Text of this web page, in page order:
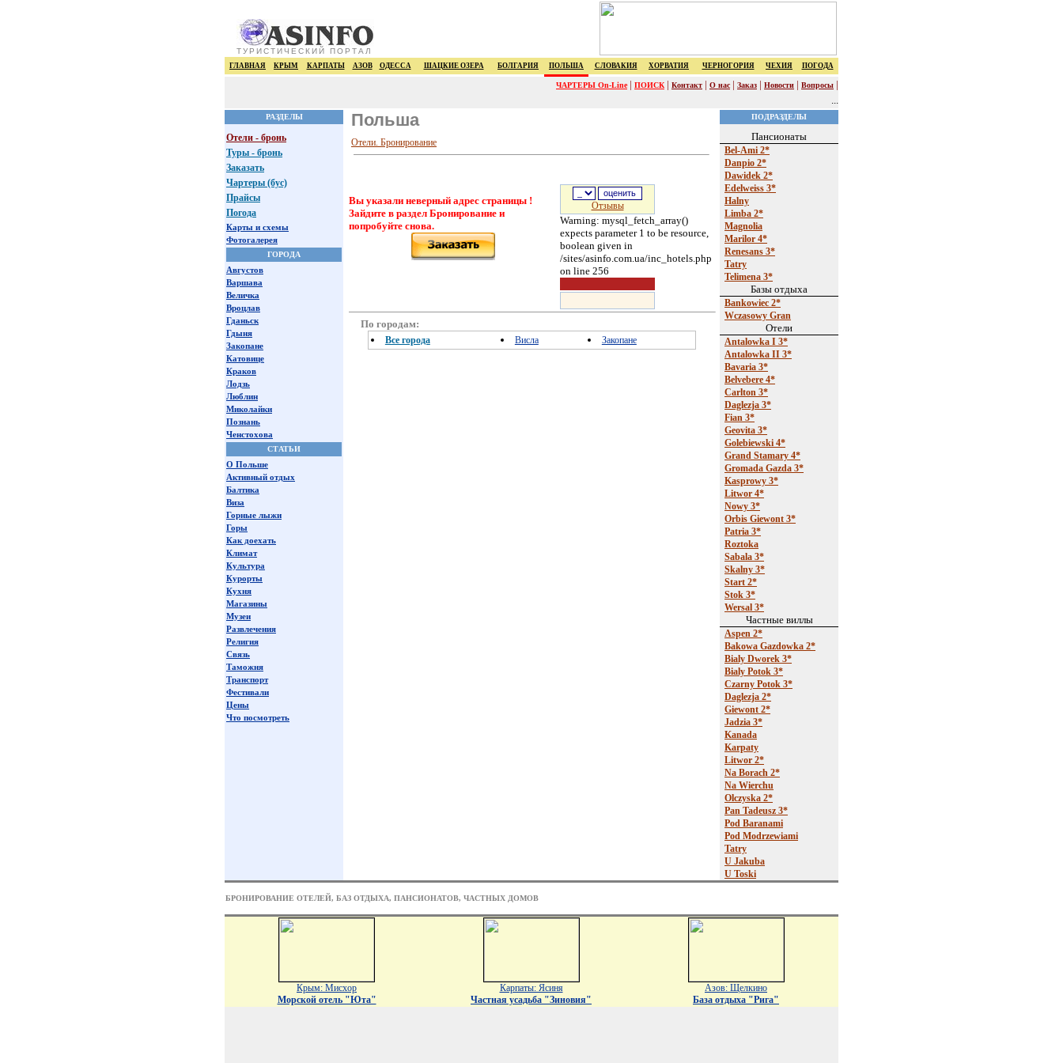
ТУРИСТИЧЕСКИЙ ПОРТАЛ
ГЛАВНАЯ КРЫМ КАРПАТЫ АЗОВ ОДЕССА ШАЦКИЕ ОЗЕРА БОЛГАРИЯ ПОЛЬША СЛОВАКИЯ ХОРВАТИЯ ЧЕРНОГОРИЯ ЧЕХИЯ ПОГОДА
ЧАРТЕРЫ On-Line| ПОИСК | Контакт | О нас | Заказ | Новости | Вопросы |
...
РАЗДЕЛЫ Польша ПОДРАЗДЕЛЫ
Отели - бронь
Туры - бронь
Заказать
Чартеры (бус)
Прайсы
Погода
Карты и схемы
Фотогалерея
ГОРОДА
Августов
Варшава
Величка
Вроцлав
Гданьск
Гдыня
Закопане
Катовице
Краков
Лодзь
Люблин
Миколайки
Познань
Ченстохова
СТАТЬИ
О Польше
Активный отдых
Балтика
Виза
Горные лыжи
Горы
Как доехать
Климат
Культура
Курорты
Кухня
Магазины
Музеи
Развлечения
Религия
Связь
Таможня
Транспорт
Фестивали
Цены
Что посмотреть
Отели. Бронирование
Отзывы
Warning: mysql_fetch_array()
expects parameter 1 to be resource,
boolean given in
/sites/asinfo.com.ua/inc_hotels.php
on line 256
Вы указали неверный адрес страницы !
Зайдите в раздел Бронирование и
попробуйте снова.
По городам:
Все города Висла Закопане
Пансионаты
Bel-Ami 2*
Danpio 2*
Dawidek 2*
Edelweiss 3*
Halny
Limba 2*
Magnolia
Marilor 4*
Renesans 3*
Tatry
Telimena 3*
Базы отдыха
Bankowieс 2*
Wczasowy Gran
Отели
Antalowka I 3*
Antalowka II 3*
Bavaria 3*
Belvebere 4*
Carlton 3*
Daglezja 3*
Fian 3*
Geovita 3*
Golebiewski 4*
Grand Stamary 4*
Gromada Gazda 3*
Kasprowy 3*
Litwor 4*
Nowy 3*
Orbis Giewont 3*
Patria 3*
Roztoka
Sabala 3*
Skalny 3*
Start 2*
Stok 3*
Wersal 3*
Частные виллы
Aspen 2*
Bakowa Gazdowka 2*
Bialy Dworek 3*
Bialy Potok 3*
Czarny Potok 3*
Daglezja 2*
Giewont 2*
Jadzia 3*
Kanada
Karpaty
Litwor 2*
Na Borach 2*
Na Wierchu
Olczyska 2*
Pan Tadeusz 3*
Pod Baranami
Pod Modrzewiami
Tatry
U Jakuba
U Toski
БРОНИРОВАНИЕ ОТЕЛЕЙ, БАЗ ОТДЫХА, ПАНСИОНАТОВ, ЧАСТНЫХ ДОМОВ
Крым: Мисхор
Морской отель "Юта"
Карпаты: Ясиня
Частная усадьба "Зиновия"
Азов: Щелкино
База отдыха "Рига"